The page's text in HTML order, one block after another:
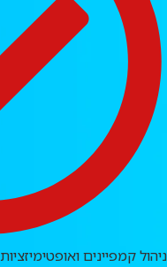
ניהול קמפיינים ואופטימיזציות